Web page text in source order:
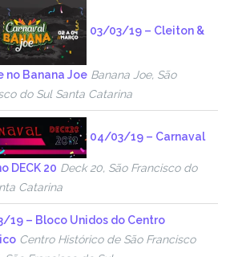
03/03/19 – Cleiton &
no Banana Joe Banana Joe, São
do Sul Santa Catarina
04/03/19 – Carnaval
DECK 20 Deck 20, São Francisco do
Catarina
19 – Bloco Unidos do Centro
Centro Histórico de São Francisco